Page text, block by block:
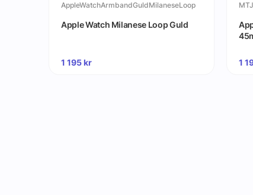
AppleWatchArmbandGuldMilaneseLoop
Apple Watch Milanese Loop Guld
1 195kr 1